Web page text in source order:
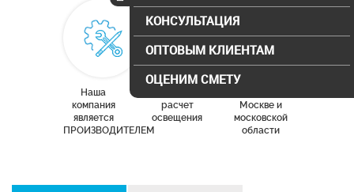
Наша
компания
является
ПРОИЗВОДИТЕЛЕМ
расчет
освещения
Москве и
московской
области
КОНСУЛЬТАЦИЯ
ОПТОВЫМ КЛИЕНТАМ
ОЦЕНИМ СМЕТУ